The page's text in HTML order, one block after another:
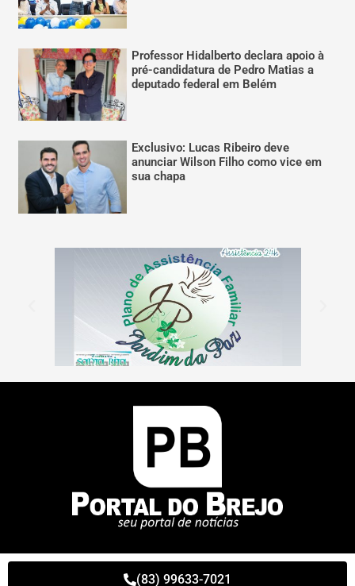
Professor Hidalberto declara apoio à
pré-candidatura de Pedro Matias a
deputado federal em Belém
Exclusivo: Lucas Ribeiro deve
anunciar Wilson Filho como vice em
sua chapa
(83) 99633-7021